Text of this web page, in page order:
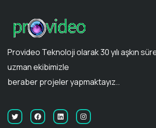
Provideo Teknoloji olarak 30 yılı aşkın
uzman ekibimizle
beraber projeler yapmaktayız..